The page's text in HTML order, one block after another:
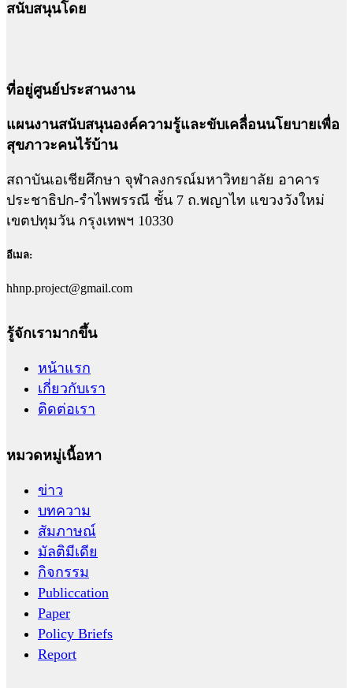
สนับสนุนโดย
ที่อยู่ศูนย์ประสานงาน
แผนงานสนับสนุนองค์ความรู้และขับเคลื่อนนโยบายเพื่อ
สุขภาวะคนไร้บ้าน
สถาบันเอเชียศึกษา จุฬาลงกรณ์มหาวิทยาลัย อาคาร
ประชาธิปก-รำไพพรรณี ชั้น 7 ถ.พญาไท แขวงวังใหม่
เขตปทุมวัน กรุงเทพฯ 10330
อีเมล:
hhnp.project@gmail.com
รู้จักเรามากขึ้น
หน้าแรก
เกี่ยวกับเรา
ติดต่อเรา
หมวดหมู่เนื้อหา
ข่าว
บทความ
สัมภาษณ์
มัลติมีเดีย
กิจกรรม
Publiccation
Paper
Policy Briefs
Report